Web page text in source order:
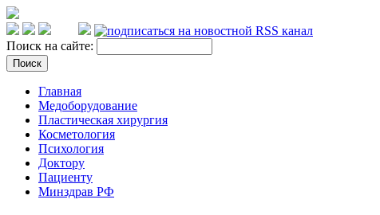
Поиск на сайте:
Главная
Медоборудование
Пластическая хирургия
Косметология
Психология
Доктору
Пациенту
Минздрав РФ